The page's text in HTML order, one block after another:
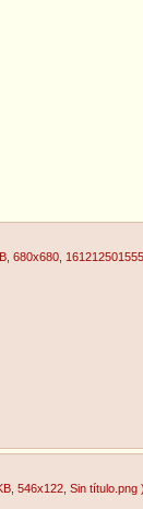
, 680x680 ,
, 546x122 , Sin título.png )